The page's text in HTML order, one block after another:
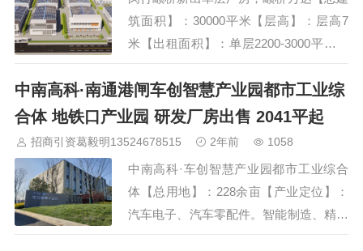
号线元江路站900米，距地铁5号线颛桥站
2公里，园区门口公交7路直达5号线颛桥
站和15号线元江路站。【周…
筑面积】：30000平米【层高】：层高7
米【出租面积】：单层2200-3000平【车
位】：300个机动车位+400个非机动车位
【配套】：公寓，品牌便利店，食堂，咖
啡厅，健身房，商务餐饮，酒店，会议中
心等【承重】3吨（无地下）【交通】：
园 考察热线 4000123021 或…
中南高科·南通港闸车创智慧产业园都市工业综
合体 地铁口产业园 研发厂房出售 2041平起
招商引资葛毅明13524678515 2年前 1058
中南高科·车创智慧产业园都市工业综合
体【总用地】：228余亩【产业定位】：
汽车电子、汽车零配件。智能制造、精密
制造、生命大健康等【项目产品】：三